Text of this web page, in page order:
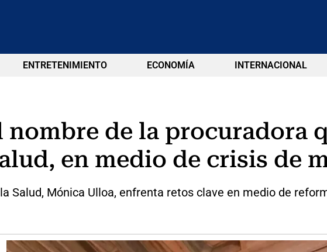
ENTRETENIMIENTO ECONOMÍA INTERNACIONAL
nombre de la procuradora
en medio de crisis de
Salud, Mónica Ulloa, enfrenta retos clave en medio de